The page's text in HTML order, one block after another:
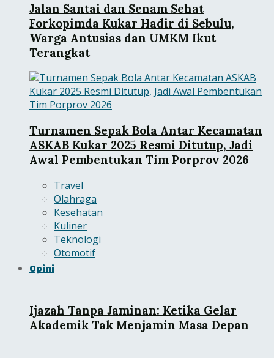
Jalan Santai dan Senam Sehat
Forkopimda Kukar Hadir di Sebulu,
Warga Antusias dan UMKM Ikut
Terangkat
Turnamen Sepak Bola Antar Kecamatan
ASKAB Kukar 2025 Resmi Ditutup, Jadi
Awal Pembentukan Tim Porprov 2026
Travel
Olahraga
Kesehatan
Kuliner
Teknologi
Otomotif
Opini
Ijazah Tanpa Jaminan: Ketika Gelar
Akademik Tak Menjamin Masa Depan